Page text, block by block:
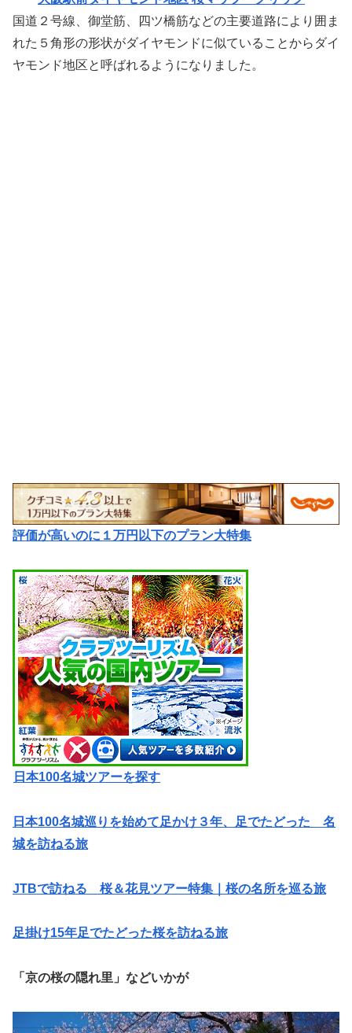
国道２号線、御堂筋、四ツ橋筋などの主要道路により囲ま
れた５角形の形状がダイヤモンドに似ていることからダイ
ヤモンド地区と呼ばれるようになりました。
評価が高いのに１万円以下のプラン大特集
日本100名城ツアーを探す
日本100名城巡りを始めて足かけ３年、足でたどった 名
城を訪ねる旅
JTBで訪ねる 桜＆花見ツアー特集｜桜の名所を巡る旅
足掛け15年足でたどった桜を訪ねる旅
「京の桜の隠れ里」などいかが